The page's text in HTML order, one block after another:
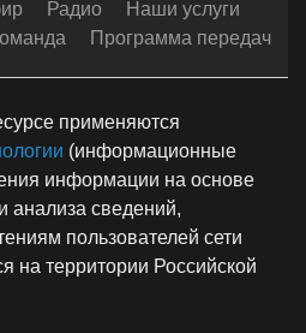
Радио
Наши услуги
Программа передач
применяются
(информационные
информации на основе
анализа сведений,
пользователей сети
на территории Российской